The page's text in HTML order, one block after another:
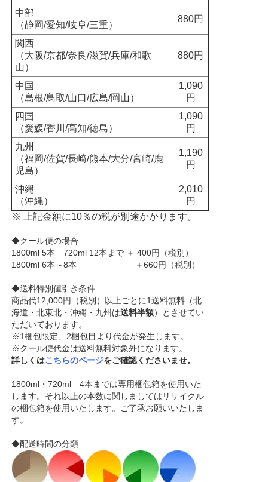
中部
（静岡/愛知/岐阜/三重）
880円
関西
（大阪/京都/奈良/滋賀/兵庫/和歌
山）
880円
中国
（島根/鳥取/山口/広島/岡山）
1,090
円
四国
（愛媛/香川/高知/徳島）
1,090
円
九州
（福岡/佐賀/長崎/熊本/大分/宮崎/鹿
児島）
1,190
円
沖縄
（沖縄）
2,010
円
※ 上記金額に10％の税が別途かかります。
◆クール便の場合
1800ml 5本 720ml 12本まで ＋ 400円（税別）
1800ml 6本～8本 ＋660円（税別）
◆送料特別値引き条件
商品代12,000円（税別）以上ごとに1送料無料（北
海道・北東北・沖縄・九州は送料半額）とさせてい
ただいております。
※1梱包限定、2梱包目より代金が発生します。
※クール便代金は送料無料対象外になります。
詳しくはこちらのページをご確認くださいませ。
1800ml・720ml 4本までは専用梱包箱を使用いた
します。それ以上の本数に関しましてはリサイクル
の梱包箱を使用いたします。ご了承お願いいたしま
す。
◆配送時間の分類